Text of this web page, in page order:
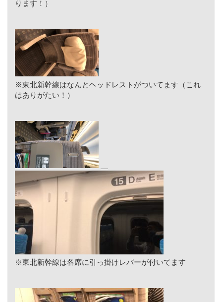
ります！）
※東北新幹線はなんとヘッドレストがついてます（これ
はありがたい！）
※東北新幹線は各席に引っ掛けレバーが付いてます